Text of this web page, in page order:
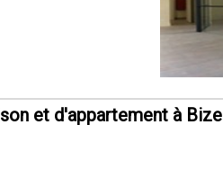
et d'appartement à Bize